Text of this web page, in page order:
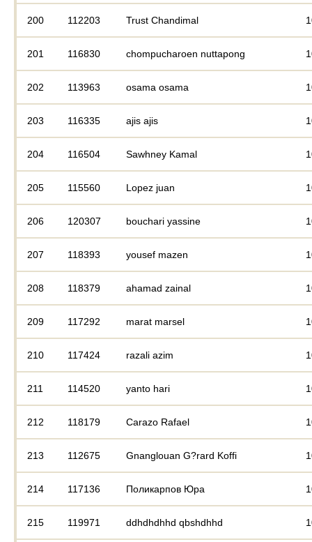
200 112203 Trust Chandimal
201 116830 chompucharoen nuttapong
202 113963 osama osama
203 116335 ajis ajis
204 116504 Sawhney Kamal
205 115560 Lopez juan
206 120307 bouchari yassine
207 118393 yousef mazen
208 118379 ahamad zainal
209 117292 marat marsel
210 117424 razali azim
211 114520 yanto hari
212 118179 Carazo Rafael
213 112675 Gnanglouan G?rard Koffi
214 117136 Поликарпов Юра
215 119971 ddhdhdhhd qbshdhhd